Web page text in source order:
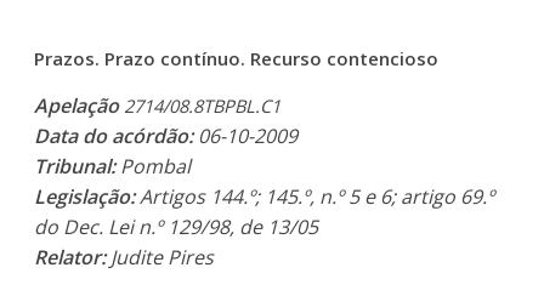
Prazos. Prazo contínuo. Recurso contencioso
Apelação 2714/08.8TBPBL.C1
Data do acórdão:06-10-2009
Tribunal:Pombal
Legislação:Artigos 144.º; 145.º, n.º 5 e 6; artigo 69.º
do Dec. Lei n.º 129/98, de 13/05
Relator:Judite Pires